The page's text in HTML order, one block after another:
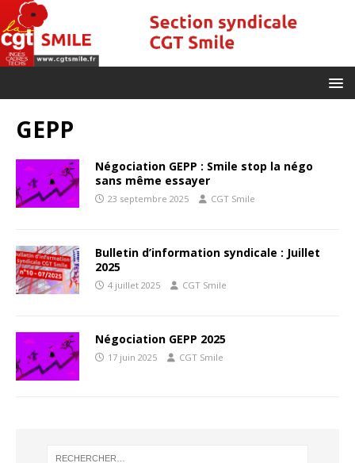
GEPP
Négociation GEPP : Smile stop la négo
sans même essayer
23 septembre 2025 CGT Smile
Bulletin d’information syndicale : Juillet
2025
4 juillet 2025 CGT Smile
Négociation GEPP 2025
17 juin 2025 CGT Smile